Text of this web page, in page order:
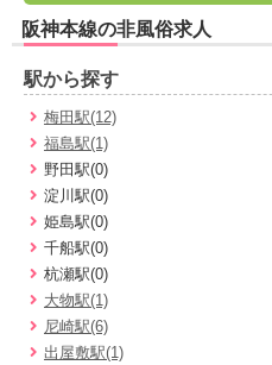
阪神本線の非風俗求人
駅から探す
梅田駅(12)
福島駅(1)
野田駅(0)
淀川駅(0)
姫島駅(0)
千船駅(0)
杭瀬駅(0)
大物駅(1)
尼崎駅(6)
出屋敷駅(1)